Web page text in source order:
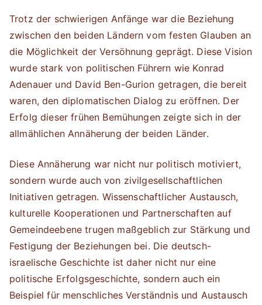
Trotz der schwierigen Anfänge war die Beziehung
zwischen den beiden Ländern vom festen Glauben an
die Möglichkeit der Versöhnung geprägt. Diese Vision
wurde stark von politischen Führern wie Konrad
Adenauer und David Ben-Gurion getragen, die bereit
waren, den diplomatischen Dialog zu eröffnen. Der
Erfolg dieser frühen Bemühungen zeigte sich in der
allmählichen Annäherung der beiden Länder.
Diese Annäherung war nicht nur politisch motiviert,
sondern wurde auch von zivilgesellschaftlichen
Initiativen getragen. Wissenschaftlicher Austausch,
kulturelle Kooperationen und Partnerschaften auf
Gemeindeebene trugen maßgeblich zur Stärkung und
Festigung der Beziehungen bei. Die deutsch-
israelische Geschichte ist daher nicht nur eine
politische Erfolgsgeschichte, sondern auch ein
Beispiel für menschliches Verständnis und Austausch